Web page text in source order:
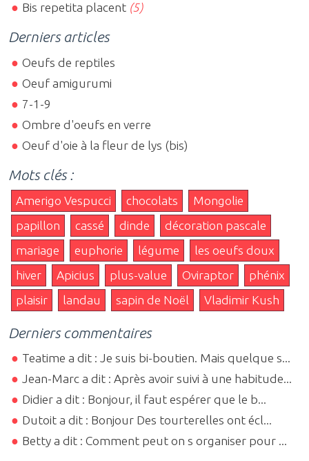
Bis repetita placent (5)
Derniers articles
Oeufs de reptiles
Oeuf amigurumi
7-1-9
Ombre d'oeufs en verre
Oeuf d'oie à la fleur de lys (bis)
Mots clés :
Amerigo Vespucci chocolats
Mongolie
papillon
cassé dinde
décoration pascale
mariage
euphorie légume
les oeufs doux
hiver
Apicius plus-value Oviraptor
phénix
plaisir
landau sapin de Noël Vladimir Kush
Derniers commentaires
Teatime a dit : Je suis bi-boutien. Mais quelque s...
Jean-Marc a dit : Après avoir suivi à une habitude...
Didier a dit : Bonjour, il faut espérer que le b...
Dutoit a dit : Bonjour Des tourterelles ont écl...
Betty a dit : Comment peut on s organiser pour ...